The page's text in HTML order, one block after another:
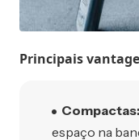
Principais
Compactas:
espaço na